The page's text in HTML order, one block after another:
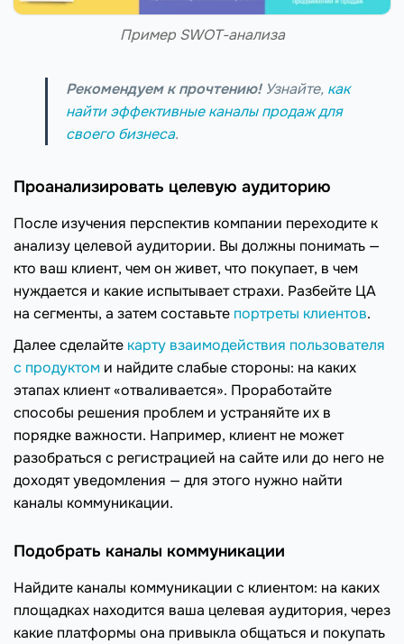
Пример SWOT-анализа
Рекомендуем к прочтению! Узнайте, как
найти эффективные каналы продаж для
своего бизнеса.
Проанализировать целевую аудиторию
После изучения перспектив компании переходите к
анализу целевой аудитории. Вы должны понимать —
кто ваш клиент, чем он живет, что покупает, в чем
нуждается и какие испытывает страхи. Разбейте ЦА
на сегменты, а затем составьте портреты клиентов.
Далее сделайте карту взаимодействия пользователя
с продуктом и найдите слабые стороны: на каких
этапах клиент «отваливается». Проработайте
способы решения проблем и устраняйте их в
порядке важности. Например, клиент не может
разобраться с регистрацией на сайте или до него не
доходят уведомления — для этого нужно найти
каналы коммуникации.
Подобрать каналы коммуникации
Найдите каналы коммуникации с клиентом: на каких
площадках находится ваша целевая аудитория, через
какие платформы она привыкла общаться и покупать